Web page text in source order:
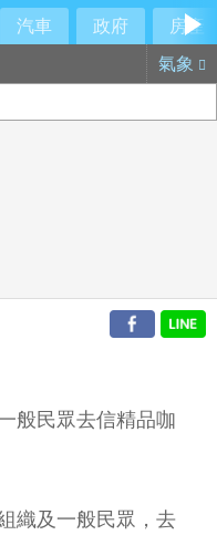
汽車 政府
房產
氣象
般民眾去信精品咖
織及一般民眾，去